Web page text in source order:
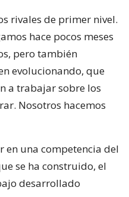
rivales de primer nivel.
hace pocos meses
pero también
evolucionando, que
a trabajar sobre los
Nosotros hacemos
en una competencia del
se ha construido, el
desarrollado